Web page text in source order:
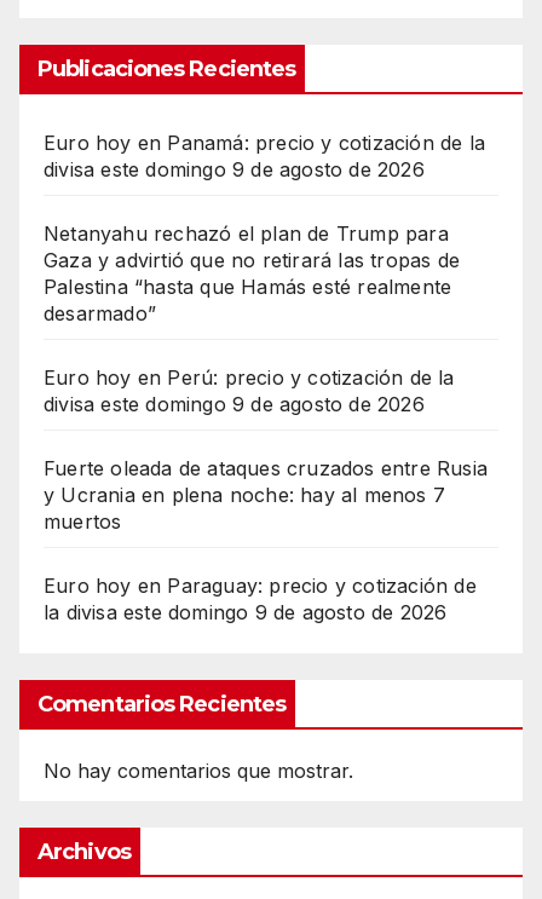
Publicaciones Recientes
Euro hoy en Panamá: precio y cotización de la
divisa este domingo 9 de agosto de 2026
Netanyahu rechazó el plan de Trump para
Gaza y advirtió que no retirará las tropas de
Palestina “hasta que Hamás esté realmente
desarmado”
Euro hoy en Perú: precio y cotización de la
divisa este domingo 9 de agosto de 2026
Fuerte oleada de ataques cruzados entre Rusia
y Ucrania en plena noche: hay al menos 7
muertos
Euro hoy en Paraguay: precio y cotización de
la divisa este domingo 9 de agosto de 2026
Comentarios Recientes
No hay comentarios que mostrar.
Archivos